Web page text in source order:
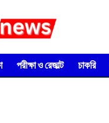
পরীক্ষা ও রেজাল্ট চাকরি